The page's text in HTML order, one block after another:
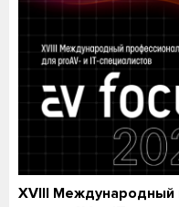
XVIII